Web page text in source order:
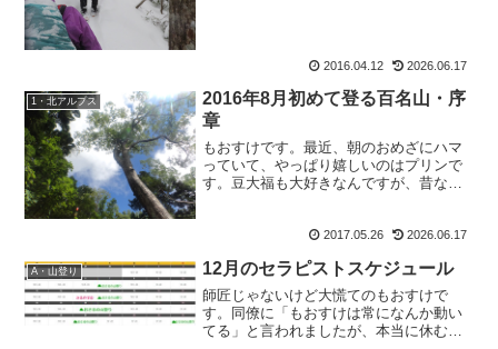
2016.04.12 2026.06.17
1・北アルプス
2016年8月初めて登る百名山・序
章
もおすけです。最近、朝のおめざにハマ
っていて、やっぱり嬉しいのはプリンで
す。豆大福も大好きなんですが、昔なが
るようなプリンが子供の頃から大好きで
2017.05.26 2026.06.17
A・山登り 12月のセラピストスケジュール
師匠じゃないけど大慌てのもおすけで
す。同僚に「もおすけは常になんか動い
てる」と言われましたが、本当に休む暇